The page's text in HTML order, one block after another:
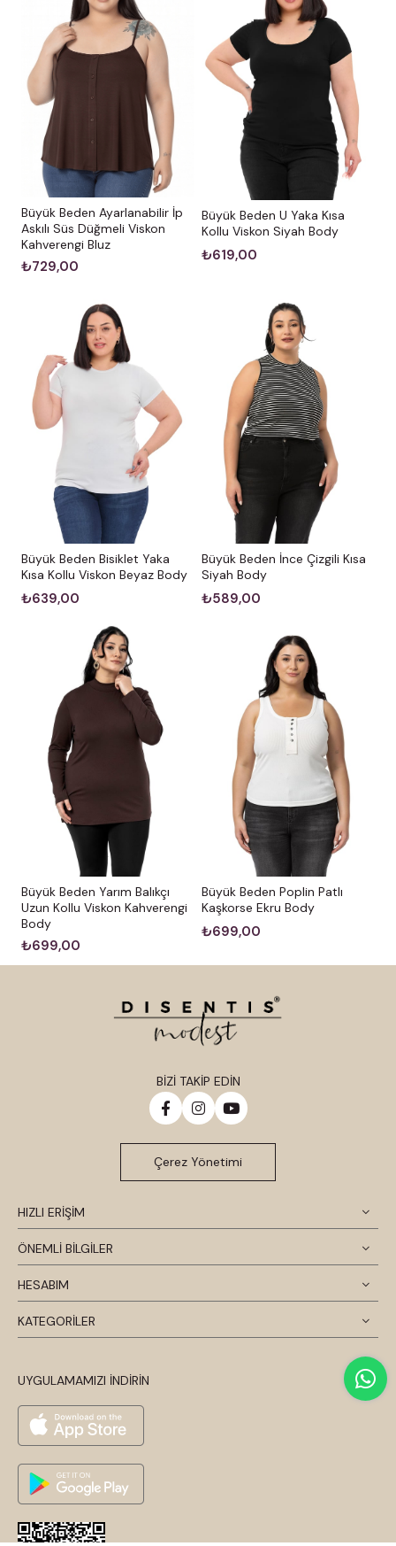
Büyük Beden Ayarlanabilir İp
Askılı Süs Düğmeli Viskon
Kahverengi Bluz
₺729,00
Büyük Beden U Yaka Kısa
Kollu Viskon Siyah Body
₺619,00
Büyük Beden Bisiklet Yaka
Kısa Kollu Viskon Beyaz Body
₺639,00
Büyük Beden İnce Çizgili Kısa
Siyah Body
₺589,00
Büyük Beden Yarım Balıkçı
Uzun Kollu Viskon Kahverengi
Body
₺699,00
Büyük Beden Poplin Patlı
Kaşkorse Ekru Body
₺699,00
HIZLI ERİŞİM
ÖNEMLİ BİLGİLER
HESABIM
KATEGORİLER
UYGULAMAMIZI İNDİRİN
BİZİ TAKİP EDİN
Çerez Yönetimi